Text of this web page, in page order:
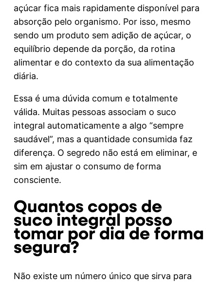
açúcar fica mais rapidamente disponível para
absorção pelo organismo. Por isso, mesmo
sendo um produto sem adição de açúcar, o
equilíbrio depende da porção, da rotina
alimentar e do contexto da sua alimentação
diária.
Essa é uma dúvida comum e totalmente
válida. Muitas pessoas associam o suco
integral automaticamente a algo “sempre
saudável”, mas a quantidade consumida faz
diferença. O segredo não está em eliminar, e
sim em ajustar o consumo de forma
consciente.
Quantos copos de
suco integral posso
tomar por dia de forma
segura?
Não existe um número único que sirva para